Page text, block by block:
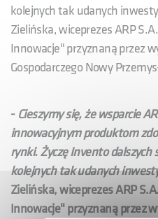
kolejnych tak udanych
Zielińska, wiceprezes ARP
Innowacje" przyznaną przez
Gospodarczego Nowy
- Cieszymy się, że wsparcie
innowacyjnym produktom
rynki. Życzę Invento dalszych
kolejnych tak udanych
Zielińska, wiceprezes ARP
Innowacje" przyznaną przez